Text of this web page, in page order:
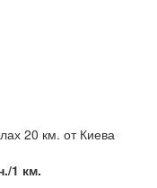
20 км. от Киева
1 км.